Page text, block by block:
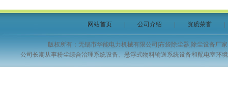
网站首页 公司介绍 资质荣誉
版权所有：无锡市华能电力机械有限公司|布袋除尘器,除尘设
公司长期从事粉尘综合治理系统设备、悬浮式物料输送系统设备和配电室环